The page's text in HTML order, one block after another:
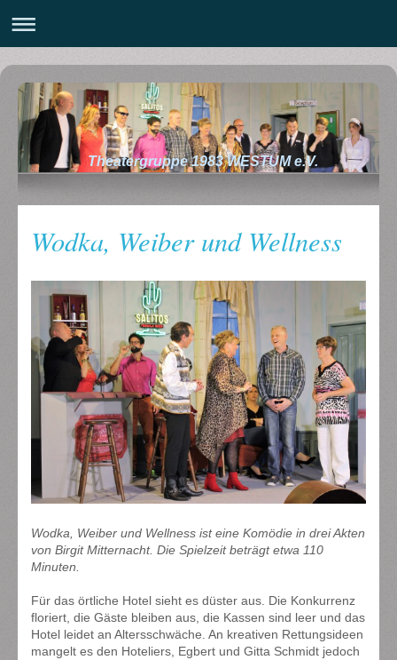
Theatergruppe 1983 WESTUM e.V.
Wodka, Weiber und Wellness
Wodka, Weiber und Wellness ist eine Komödie in drei Akten
von Birgit Mitternacht. Die Spielzeit beträgt etwa 110
Minuten.
Für das örtliche Hotel sieht es düster aus. Die Konkurrenz
floriert, die Gäste bleiben aus, die Kassen sind leer und das
Hotel leidet an Altersschwäche. An kreativen Rettungsideen
mangelt es den Hoteliers, Egbert und Gitta Schmidt jedoch